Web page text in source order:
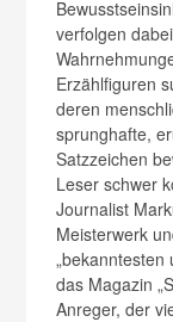
verfolgen
Erzählfiguren
deren
sprunghafte,
Satzzeichen
Leser schwer
Journalist
Meisterwerk
„bekanntesten
das Magazin
Anreger, der